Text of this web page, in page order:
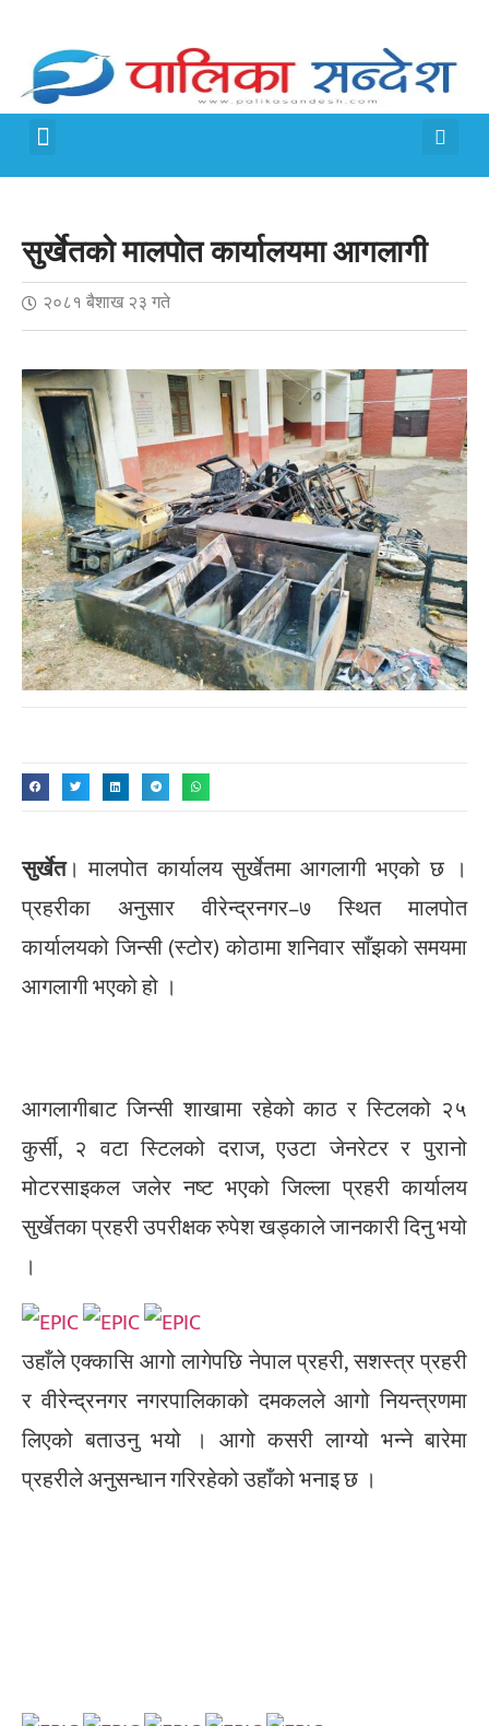
सुर्खेतको मालपोत कार्यालयमा आगलागी
२०८१ बैशाख २३ गते
सुर्खेत। मालपोत कार्यालय सुर्खेतमा आगलागी भएको छ ।
प्रहरीका अनुसार वीरेन्द्रनगर–७ स्थित मालपोत
कार्यालयको जिन्सी (स्टोर) कोठामा शनिवार साँझको समयमा
आगलागी भएको हो ।
आगलागीबाट जिन्सी शाखामा रहेको काठ र स्टिलको २५
कुर्सी, २ वटा स्टिलको दराज, एउटा जेनरेटर र पुरानो
मोटरसाइकल जलेर नष्ट भएको जिल्ला प्रहरी कार्यालय
सुर्खेतका प्रहरी उपरीक्षक रुपेश खड्काले जानकारी दिनु भयो
।
उहाँले एक्कासि आगो लागेपछि नेपाल प्रहरी, सशस्त्र प्रहरी
र वीरेन्द्रनगर नगरपालिकाको दमकलले आगो नियन्त्रणमा
लिएको बताउनु भयो । आगो कसरी लाग्यो भन्ने बारेमा
प्रहरीले अनुसन्धान गरिरहेको उहाँको भनाइ छ ।